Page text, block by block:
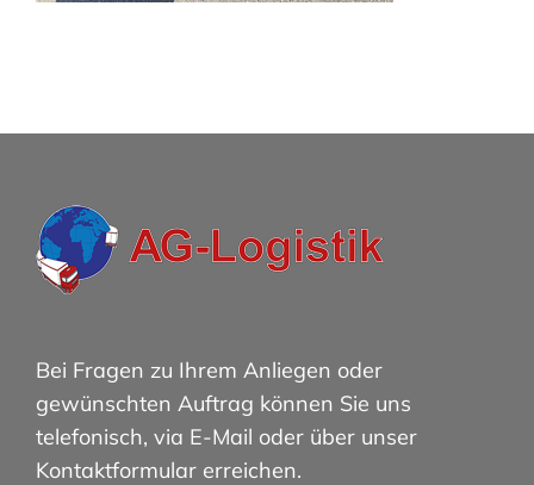
Bei Fragen zu Ihrem Anliegen oder
gewünschten Auftrag können Sie uns
telefonisch, via E-Mail oder über unser
Kontaktformular erreichen.